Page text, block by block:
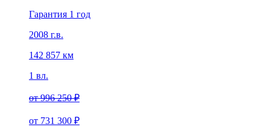
Гарантия 1 год
2008 г.в.
142 857 км
1 вл.
от996 250 ₽
от 731 300 ₽